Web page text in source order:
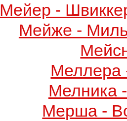
Мейер -
Мейже -
Меллера
Мелника
Мерша -